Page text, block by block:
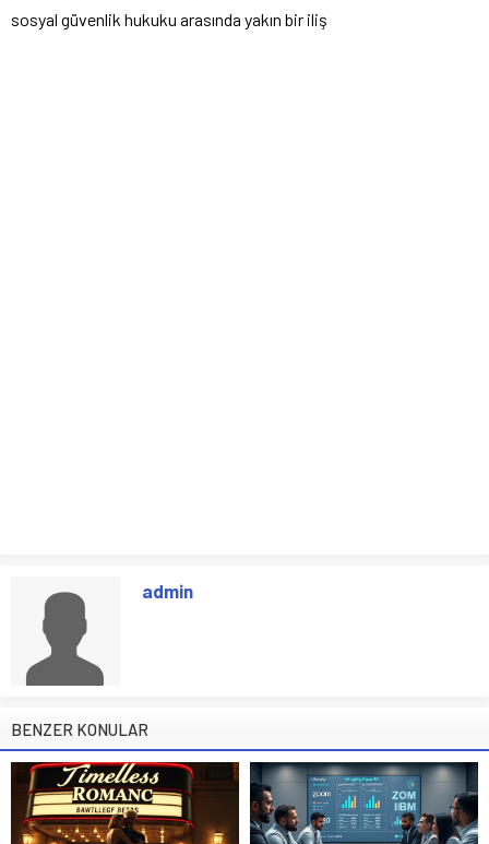
sosyal güvenlik hukuku arasında yakın bir iliş
admin
BENZER KONULAR